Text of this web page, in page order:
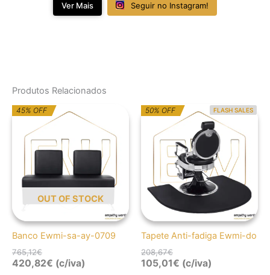
Ver Mais Seguir no Instagram!
Produtos Relacionados
45% OFF
OUT OF STOCK
Banco Ewmi-sa-ay-0709
765,12€
O
preço
original
era:
765,12€.
O
preço
atual
é:
420,82€.
420,82€ (c/iva)
FLASH SALES
50% OFF
Tapete Anti-fadiga Ewmi-do
208,67€
O
preço
original
era:
208,67€.
O
preço
atual
é:
105,01€.
105,01€ (c/iva)